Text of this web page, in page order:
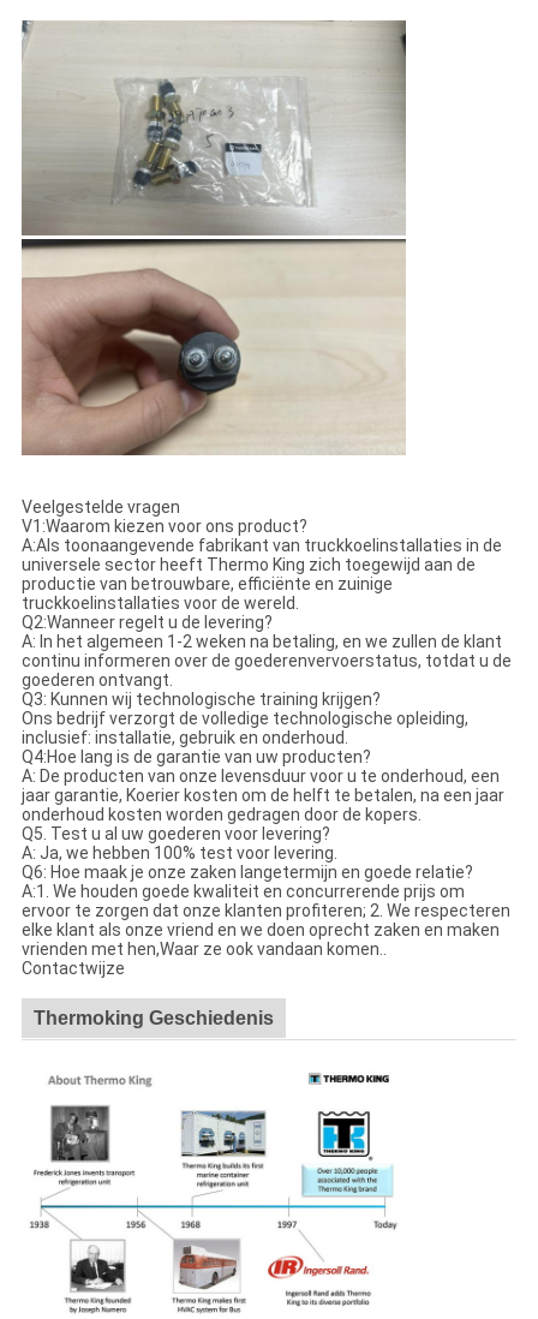
Veelgestelde vragen
V1:Waarom kiezen voor ons product?
A:Als toonaangevende fabrikant van truckkoelinstallaties in de
universele sector heeft Thermo King zich toegewijd aan de
productie van betrouwbare, efficiënte en zuinige
truckkoelinstallaties voor de wereld.
Q2:Wanneer regelt u de levering?
A: In het algemeen 1-2 weken na betaling, en we zullen de klant
continu informeren over de goederenvervoerstatus, totdat u de
goederen ontvangt.
Q3: Kunnen wij technologische training krijgen?
Ons bedrijf verzorgt de volledige technologische opleiding,
inclusief: installatie, gebruik en onderhoud.
Q4:Hoe lang is de garantie van uw producten?
A: De producten van onze levensduur voor u te onderhoud, een
jaar garantie, Koerier kosten om de helft te betalen, na een jaar
onderhoud kosten worden gedragen door de kopers.
Q5. Test u al uw goederen voor levering?
A: Ja, we hebben 100% test voor levering.
Q6: Hoe maak je onze zaken langetermijn en goede relatie?
A:1. We houden goede kwaliteit en concurrerende prijs om
ervoor te zorgen dat onze klanten profiteren; 2. We respecteren
elke klant als onze vriend en we doen oprecht zaken en maken
vrienden met hen,Waar ze ook vandaan komen..
Contactwijze
Thermoking Geschiedenis